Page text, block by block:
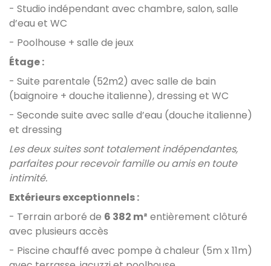
- Studio indépendant avec chambre, salon, salle
d’eau et WC
- Poolhouse + salle de jeux
Étage :
- Suite parentale (52m2) avec salle de bain
(baignoire + douche italienne), dressing et WC
- Seconde suite avec salle d’eau (douche italienne)
et dressing
Les deux suites sont totalement indépendantes,
parfaites pour recevoir famille ou amis en toute
intimité.
Extérieurs exceptionnels :
- Terrain arboré de 6 382 m² entièrement clôturé
avec plusieurs accès
- Piscine chauffé avec pompe à chaleur (5m x 11m)